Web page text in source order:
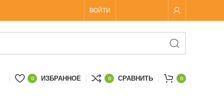
ВОЙТИ
0 ИЗБРАННОЕ 0 СРАВНИТЬ 0